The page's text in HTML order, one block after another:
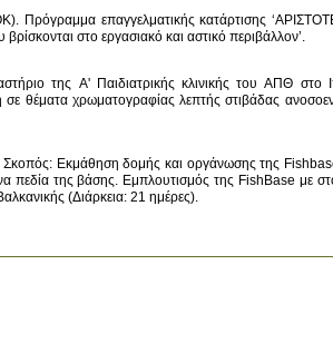
επαγγελματικής κατάρτισης
της Α' Παιδιατρικής κλινικής του ΑΠΘ στο
θέματα χρωματογραφίας λεπτής στιβάδας
Εκμάθηση δομής και οργάνωσης της
πεδία της βάσης. Εμπλουτισμός της FishBase με
(Διάρκεια: 21 ημέρες).